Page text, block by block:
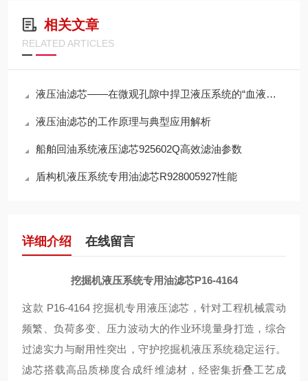
相关文章
RELATED ARTICLES
液压油滤芯——在微观孔隙中捍卫液压系统的“血液纯净”
液压油滤芯的工作原理与典型应用解析
船舶回油系统液压滤芯925602Q高效滤油参数
盾构机液压系统专用油滤芯R928005927性能
详细介绍 在线留言
挖掘机液压系统专用油滤芯P16-4164
这款 P16-4164 挖掘机专用液压滤芯，针对工程机械震动
频繁、负荷多变、压力波动大的作业环境量身打造，综合
过滤实力与耐用性突出，守护挖掘机液压系统稳定运行。
滤芯搭载高品质梯度合成纤维滤材，经密集折叠工艺成